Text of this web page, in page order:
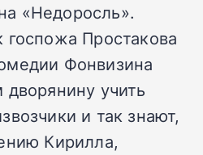
«Недоросль».
Простакова
Фонвизина
дворянину учить
и так знают,
Кирилла,